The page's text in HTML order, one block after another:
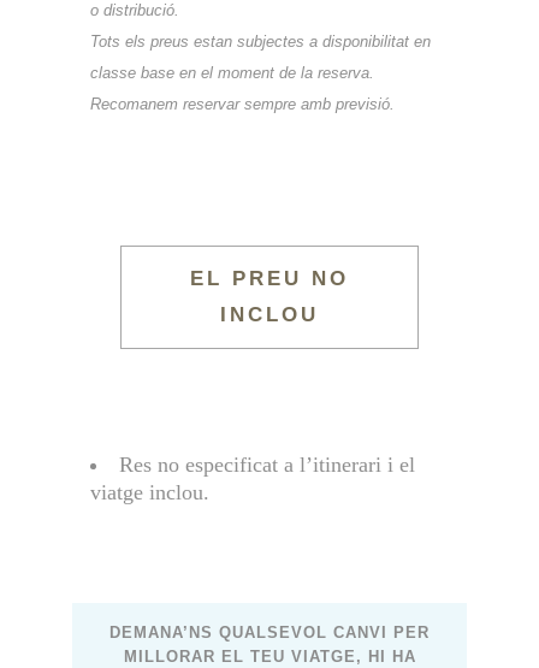
o distribució.
Tots els preus estan subjectes a disponibilitat en
classe base en el moment de la reserva.
Recomanem reservar sempre amb previsió.
EL PREU NO
INCLOU
Res no especificat a l’itinerari i el
viatge inclou.
DEMANA’NS QUALSEVOL CANVI PER
MILLORAR EL TEU VIATGE, HI HA